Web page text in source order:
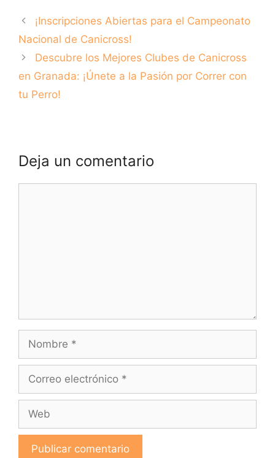
Canicross!
nacional de
canicross
¡Inscripciones Abiertas para el Campeonato
Nacional de Canicross!
Descubre los Mejores Clubes de Canicross
en Granada: ¡Únete a la Pasión por Correr con
tu Perro!
Deja un comentario